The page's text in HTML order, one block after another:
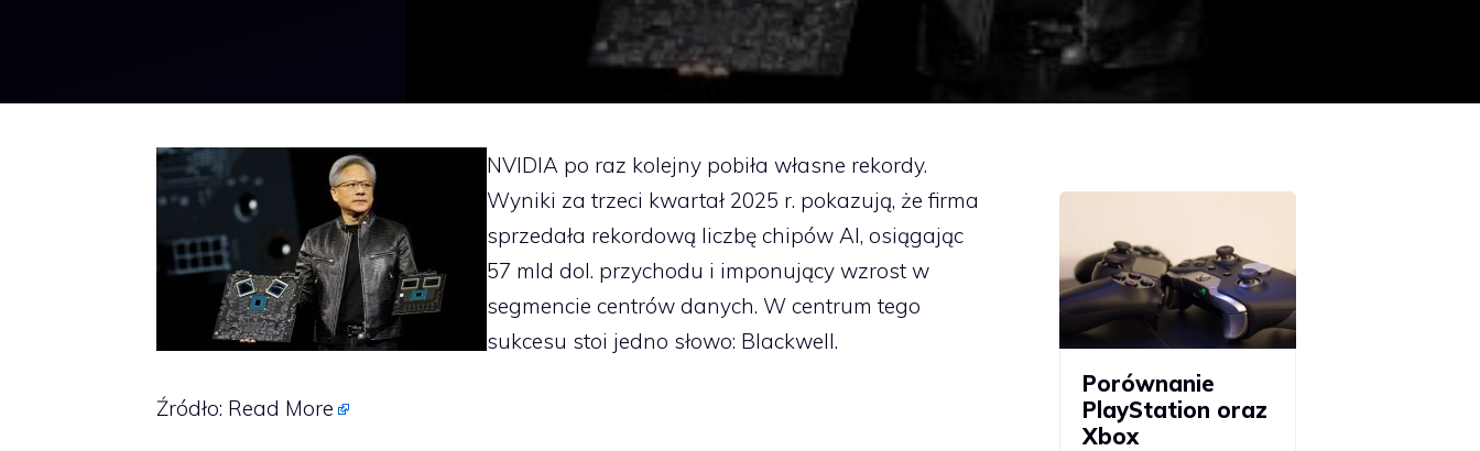
NVIDIA po raz kolejny pobiła własne rekordy.
Wyniki za trzeci kwartał 2025 r. pokazują, że firma
sprzedała rekordową liczbę chipów AI, osiągając
57 mld dol. przychodu i imponujący wzrost w
segmencie centrów danych. W centrum tego
sukcesu stoi jedno słowo: Blackwell.
Źródło: Read More
Porównanie
PlayStation oraz
Xbox